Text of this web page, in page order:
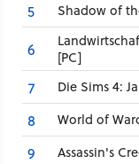
5 Shadow of
6
[PC]
7 Die Sims 4:
8 World of
9 Assassin's